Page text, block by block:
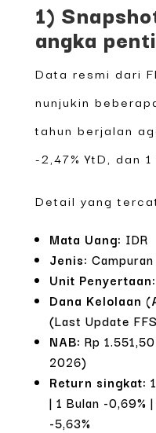
1)
angka
Data resmi dari
nunjukin
tahun berjalan
-2,47% YtD, dan
Detail yang
Mata Uang: IDR
Jenis:
Unit Penyertaan:
Dana Kelolaan
(Last Update
NAB: Rp
2026)
Return singkat:
| 1 Bulan -0,69%
-5,63%